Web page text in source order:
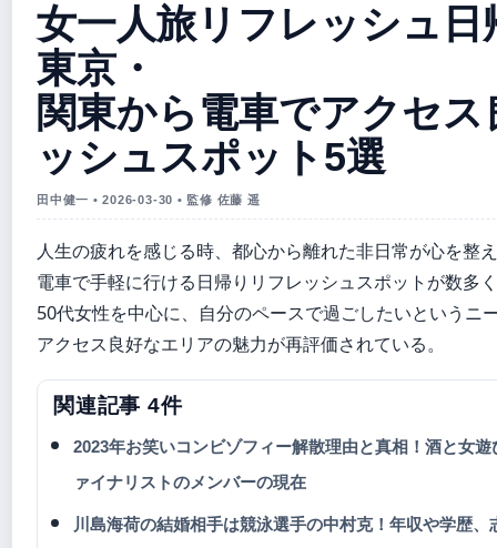
女一人旅リフレッシュ日
東京・
関東から電車でアクセ
ッシュスポット5選
田中健一 • 2026-03-30 • 監修 佐藤 遥
人生の疲れを感じる時、都心から離れた非日常が心を整
電車で手軽に行ける日帰りリフレッシュスポットが数多
50代女性を中心に、自分のペースで過ごしたいというニ
アクセス良好なエリアの魅力が再評価されている。
関連記事 4件
2023年お笑いコンビゾフィー解散理由と真相！酒と女
ァイナリストのメンバーの現在
川島海荷の結婚相手は競泳選手の中村克！年収や学歴